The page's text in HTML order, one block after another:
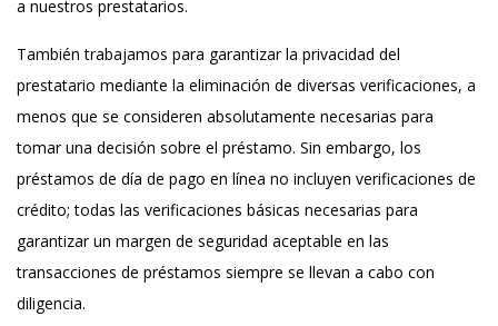
a nuestros prestatarios.
También trabajamos para garantizar la privacidad del
prestatario mediante la eliminación de diversas verificaciones, a
menos que se consideren absolutamente necesarias para
tomar una decisión sobre el préstamo. Sin embargo, los
préstamos de día de pago en línea no incluyen verificaciones de
crédito; todas las verificaciones básicas necesarias para
garantizar un margen de seguridad aceptable en las
transacciones de préstamos siempre se llevan a cabo con
diligencia.